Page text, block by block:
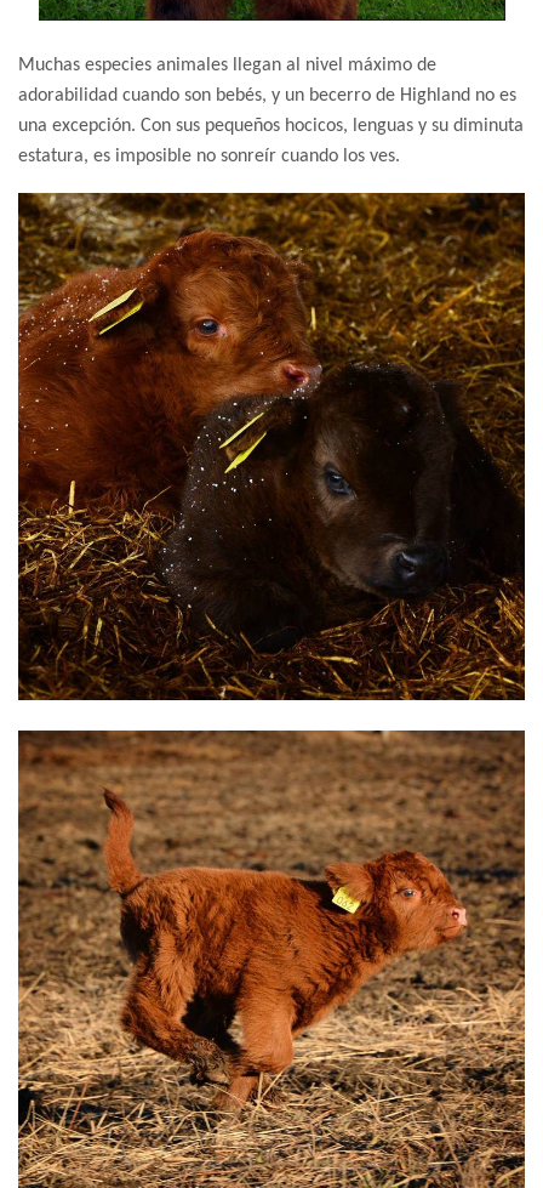
Muchas especies animales llegan al nivel máximo de
adorabilidad cuando son bebés, y un becerro de Highland no es
una excepción. Con sus pequeños hocicos, lenguas y su diminuta
estatura, es imposible no sonreír cuando los ves.